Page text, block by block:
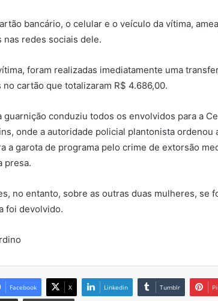
bancário, o celular e o veículo da vítima,
redes sociais dele.
foram realizadas imediatamente uma
no cartão que totalizaram R$ 4.686,00.
guarnição conduziu todos os envolvidos para a
onde a autoridade policial plantonista ordenou
a garota de programa pelo crime de extorsão
presa.
no entanto, sobre as outras duas mulheres, se
foi devolvido.
Facebook X Linkedin Tumblr